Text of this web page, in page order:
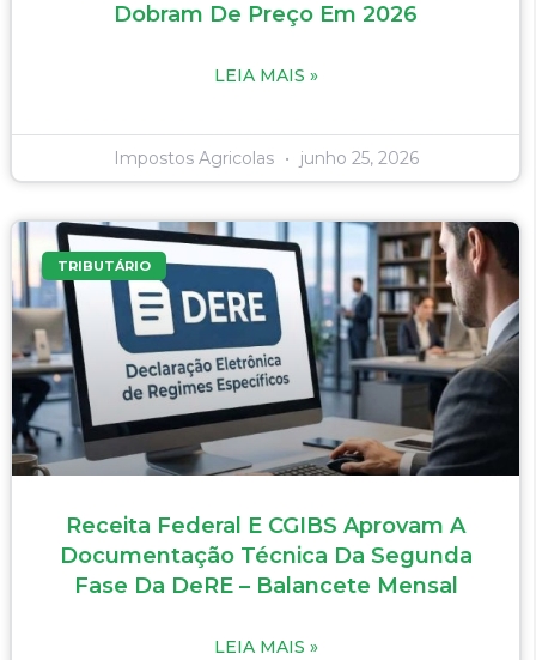
Dobram De Preço Em 2026
LEIA MAIS »
Impostos Agricolas junho 25, 2026
TRIBUTÁRIO
Receita Federal E CGIBS Aprovam A
Documentação Técnica Da Segunda
Fase Da DeRE – Balancete Mensal
LEIA MAIS »